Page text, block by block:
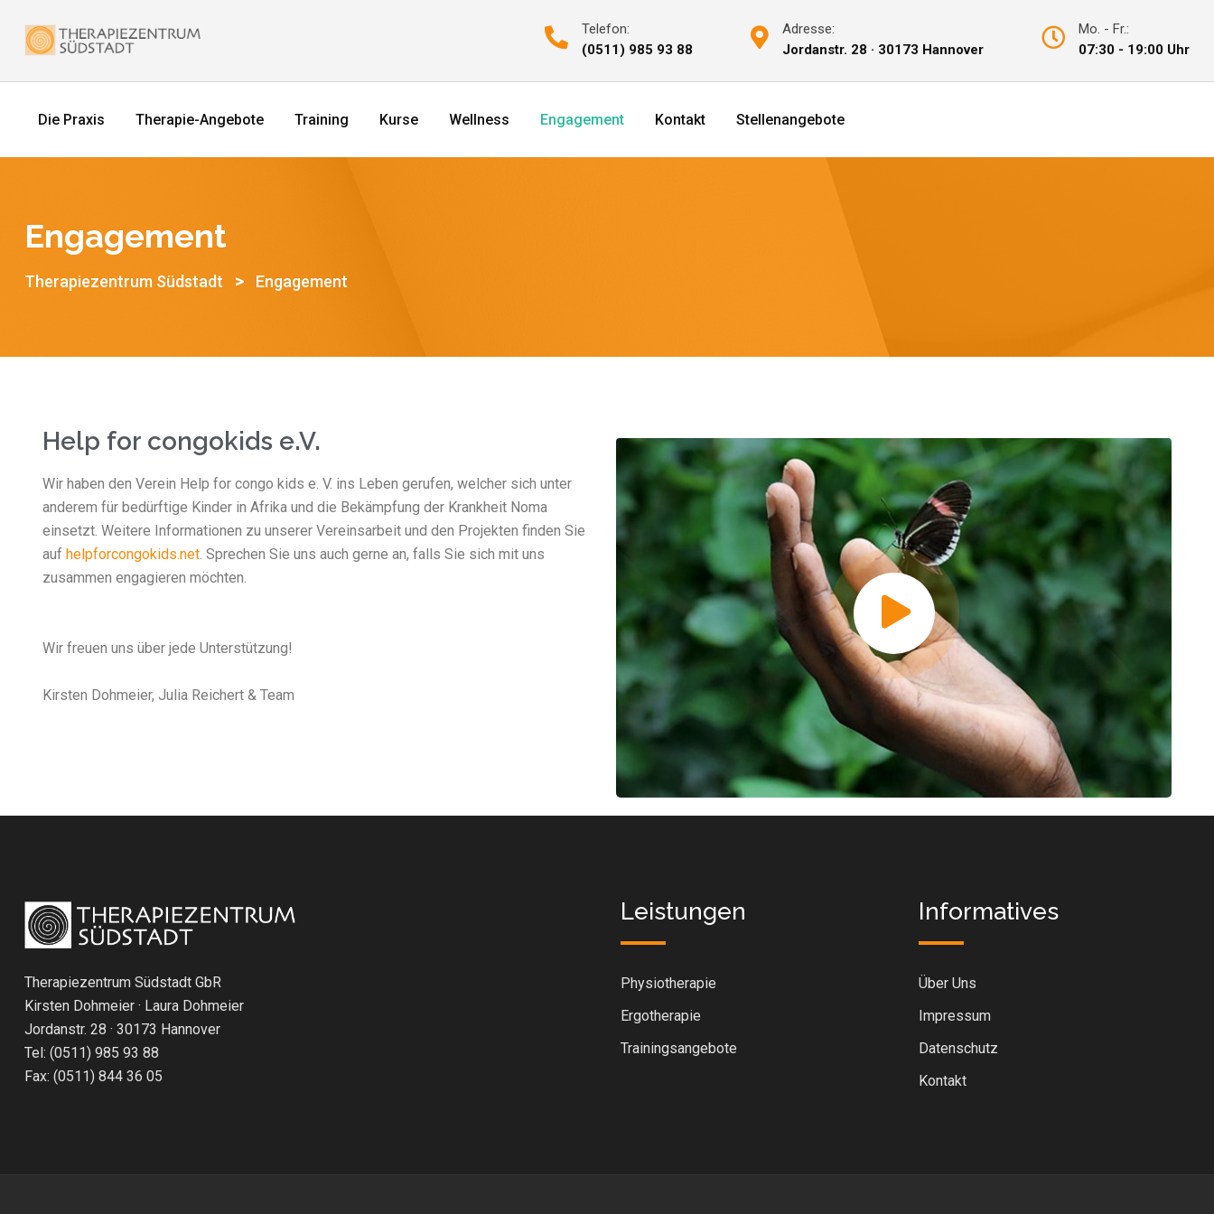
Telefon:
(0511) 985 93 88
Adresse:
Jordanstr. 28 · 30173 Hannover
Mo. - Fr.:
07:30 - 19:00 Uhr
Die Praxis Therapie-Angebote Training Kurse Wellness Engagement Kontakt Stellenangebote
Engagement
Therapiezentrum Südstadt > Engagement
Help for congokids e.V.
Wir haben den Verein Help for congo kids e. V. ins Leben gerufen, welcher sich unter
anderem für bedürftige Kinder in Afrika und die Bekämpfung der Krankheit Noma
einsetzt. Weitere Informationen zu unserer Vereinsarbeit und den Projekten finden Sie
auf helpforcongokids.net. Sprechen Sie uns auch gerne an, falls Sie sich mit uns
zusammen engagieren möchten.
Wir freuen uns über jede Unterstützung!
Kirsten Dohmeier, Julia Reichert & Team
Therapiezentrum Südstadt GbR
Kirsten Dohmeier · Laura Dohmeier
Jordanstr. 28 · 30173 Hannover
Tel: (0511) 985 93 88
Fax: (0511) 844 36 05
Leistungen
Physiotherapie
Ergotherapie
Trainingsangebote
Informatives
Über Uns
Impressum
Datenschutz
Kontakt